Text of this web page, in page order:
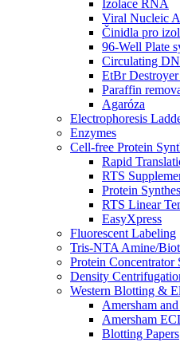
Izolace RNA
Viral Nucleic
Činidla pro
96-Well Plate
Circulating
EtBr
Paraffin
Agaróza
Electrophoresis
Enzymes
Cell-free Protein
Rapid
RTS
Protein
RTS Linear
EasyXpress
Fluorescent Labeling
Tris-NTA Amine/
Protein Concentrator
Density
Western Blotting &
Amersham
Amersham
Blotting Papers